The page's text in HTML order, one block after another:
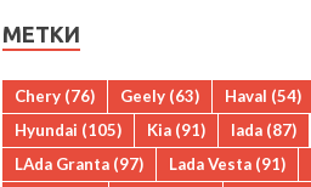
МЕТКИ
Chery (76) Geely (63) Haval (54)
Hyundai (105) Kia (91) lada (87)
LAda Granta (97) Lada Vesta (91)